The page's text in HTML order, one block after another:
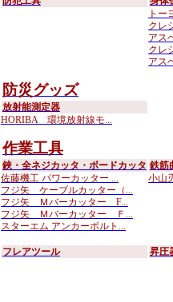
トー
クレ
アス
クレ
アス
防災グッズ
放射能測定器
HORIBA 環境放射線モ...
作業工具
鋏・全ネジカッタ・ボードカッタ
佐藤機工 パワーカッター ...
フジ矢 ケーブルカッター（...
フジ矢 Ｍバーカッター F...
フジ矢 Ｍバーカッター Ｆ...
スターエム アンカーボルト...
鉄筋
小山
フレアツール 昇圧